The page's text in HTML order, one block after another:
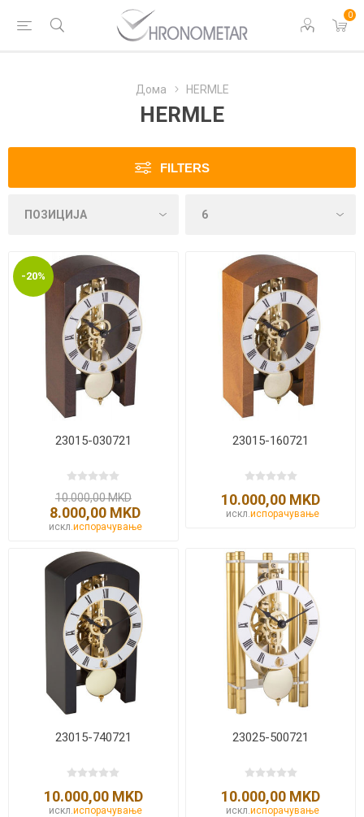
0
Дома HERMLE
HERMLE
FILTERS
-20%
23015-030721
10.000,00 MKD
8.000,00 MKD
искл. испорачување
23015-160721
10.000,00 MKD
искл.испорачување
23015-740721
10.000,00 MKD
искл.испорачување
23025-500721
10.000,00 MKD
искл.испорачување